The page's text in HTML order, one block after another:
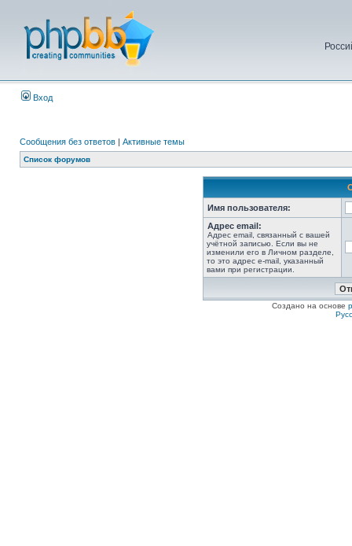
Вход
Сообщения без ответов | Активные темы
Список форумов
Имя пользователя:
Адрес email:
Адрес email, связанный с вашей
учётной записью. Если вы не
изменили его в Личном разделе,
то это адрес e-mail, указанный
вами при регистрации.
Создано на основе